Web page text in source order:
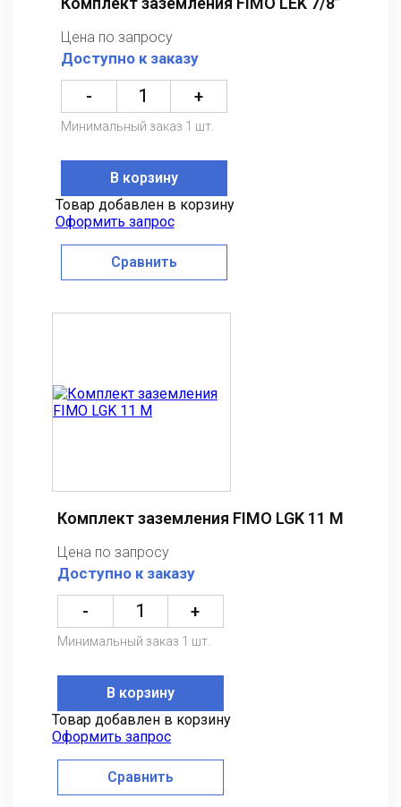
Цена по запросу
Доступно к заказу
- +
Минимальный заказ 1 шт.
В корзину
Товар добавлен в корзину
Оформить запрос
Сравнить
Комплект заземления FIMO LGK 11 M
Цена по запросу
Доступно к заказу
- +
Минимальный заказ 1 шт.
В корзину
Товар добавлен в корзину
Оформить запрос
Сравнить